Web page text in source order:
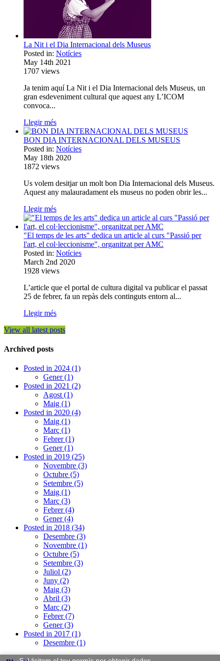
La Nit i el Dia Internacional dels Museus
Posted in: Notícies
May 14th 2021
1707 views
Ja tenim aquí La Nit i el Dia Internacional dels Museus, un
gran esdeveniment cultural que aquest any L’ICOM
convoca...
Llegir més
BON DIA INTERNACIONAL DELS MUSEUS
Posted in: Notícies
May 18th 2020
1872 views
Us volem desitjar un molt bon Dia Internacional dels Museus.
Aquest any malauradament els museus no poden obrir les...
Llegir més
"El temps de les arts" dedica un article al curs "Passió per
l'art, el col·leccionisme", organitzat per AMC
Posted in: Notícies
March 2nd 2020
1928 views
L’article que el portal de cultura digital va publicar el passat
25 de febrer, fa un repàs dels continguts entorn al...
Llegir més
View all latest posts
Archived posts
Posted in 2024 (1)
Gener (1)
Posted in 2021 (2)
Agost (1)
Maig (1)
Posted in 2020 (4)
Maig (1)
Març (1)
Febrer (1)
Gener (1)
Posted in 2019 (25)
Novembre (3)
Octubre (5)
Setembre (5)
Maig (1)
Març (3)
Febrer (4)
Gener (4)
Posted in 2018 (34)
Desembre (3)
Novembre (1)
Octubre (5)
Setembre (3)
Juliol (2)
Juny (2)
Maig (3)
Abril (3)
Març (2)
Febrer (7)
Gener (3)
Posted in 2017 (1)
Desembre (1)